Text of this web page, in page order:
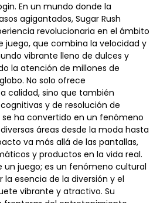
En un mundo donde la
agigantados, Sugar Rush
revolucionaria en el ámbito
juego, que combina la velocidad y
vibrante lleno de dulces y
la atención de millones de
No solo ofrece
calidad, sino que también
y de resolución de
se ha convertido en un fenómeno
áreas desde la moda hasta
va más allá de las pantallas,
y productos en la vida real.
un juego; es un fenómeno cultural
esencia de la diversión y el
vibrante y atractivo. Su